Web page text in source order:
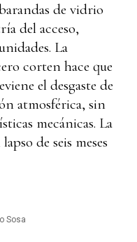
de vidrio
del acceso,
La
corten hace que
el desgaste de
atmosférica, sin
mecánicas. La
de seis meses
Sosa